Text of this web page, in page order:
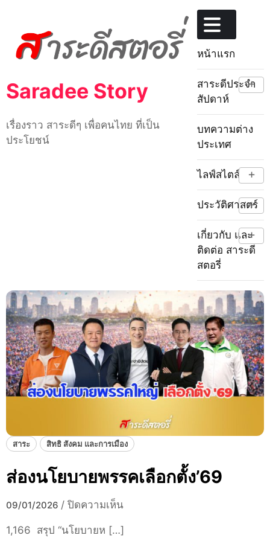
content
Saradee Story
เรื่องราว สาระดีๆ เพื่อคนไทย ที่เป็น
ประโยชน์
หน้าแรก
สาระดีประจำ
สัปดาห์
+
บทความต่าง
ประเทศ
ไลฟ์สไตล์ +
ประวัติศาสตร์
+
เกี่ยวกับ และ
ติดต่อ สาระดี
สตอรี่
+
สาระ สิทธิ สังคม และการเมือง
ส่องนโยบายพรรคเลือกตั้ง’69
09/01/2026 / ปิดความเห็นบ
ส่
1,166 สรุป “นโยบายห […]